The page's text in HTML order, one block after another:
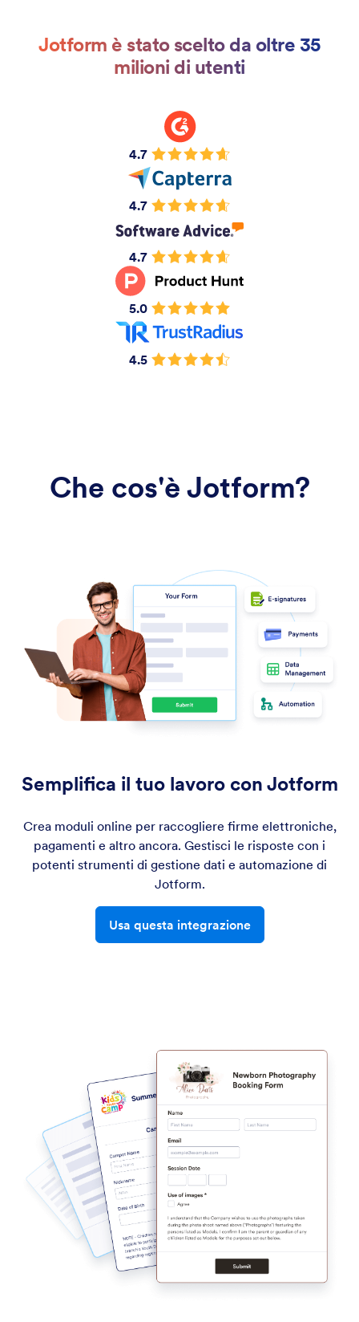
Jotform è stato scelto da oltre 35
milioni di utenti
4.7
4.7
4.7
5.0
4.5
Che cos'è Jotform?
Semplifica il tuo lavoro con Jotform
Crea moduli online per raccogliere firme elettroniche,
pagamenti e altro ancora. Gestisci le risposte con i
potenti strumenti di gestione dati e automazione di
Jotform.
Usa questa integrazione